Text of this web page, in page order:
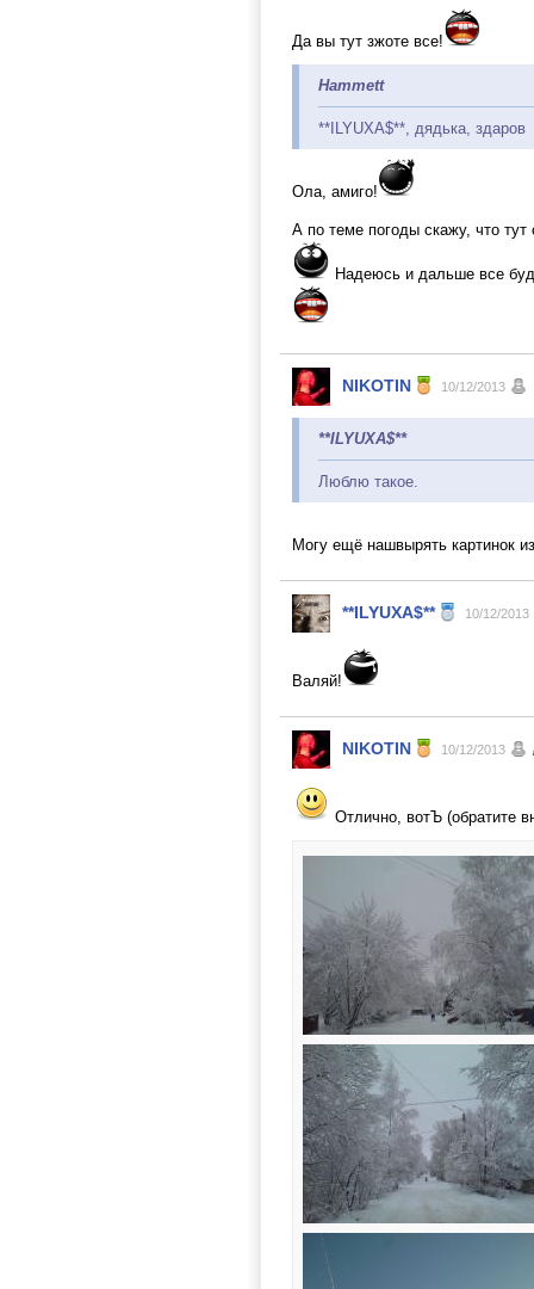
Да вы тут зжоте все!
Hammett
**ILYUXA$**, дядька, здаров
Ола, амиго!
А по теме погоды скажу, что
Надеюсь и дальше все
NIKOTIN 10/12/2013
**ILYUXA$**
Люблю такое.
Могу ещё нашвырять картинок
**ILYUXA$** 10/12/2013
Валяй!
NIKOTIN 10/12/2013
Отлично, вотЪ (обратите